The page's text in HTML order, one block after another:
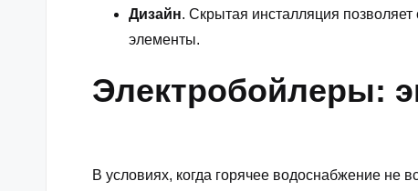
Дизайн. Скрытая инсталляция
элементы.
Электробойлеры:
В условиях, когда горячее водоснабжение не